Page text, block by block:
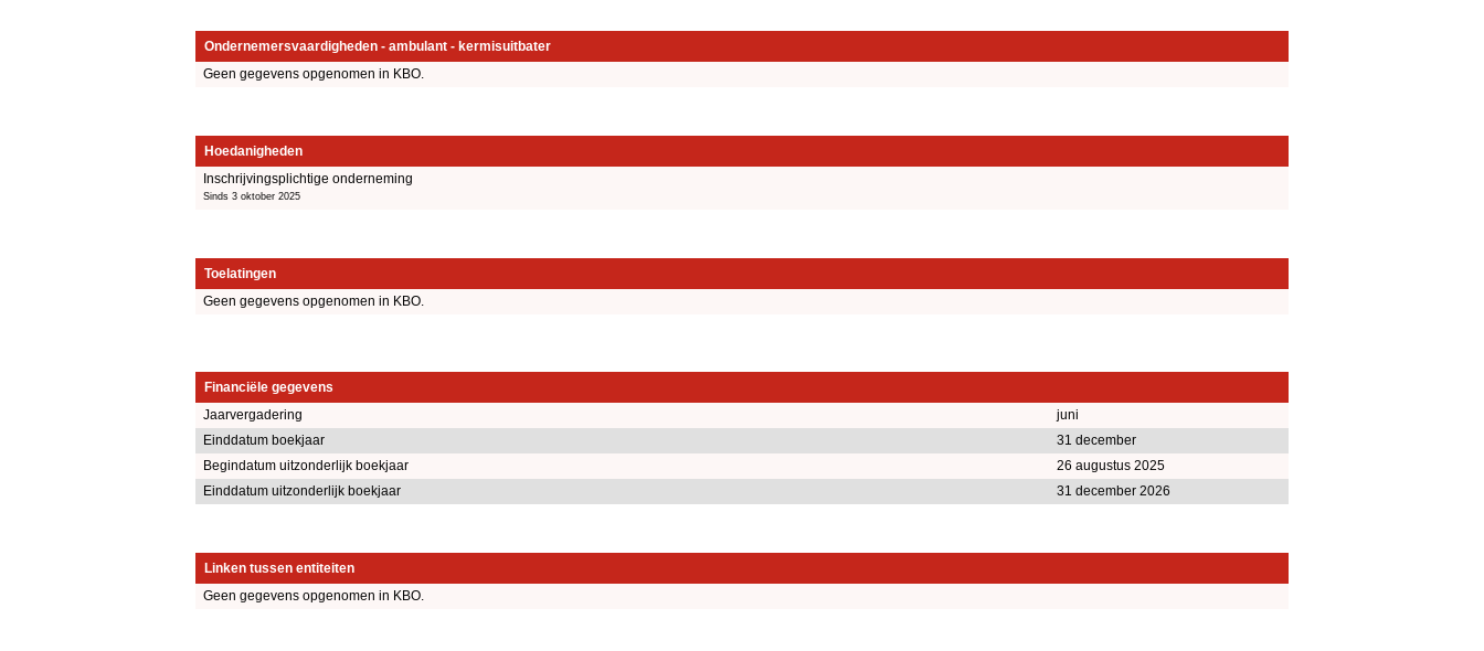
Ondernemersvaardigheden - ambulant - kermisuitbater
Geen gegevens opgenomen in KBO.
Hoedanigheden
Inschrijvingsplichtige onderneming
Sinds 3 oktober 2025
Toelatingen
Geen gegevens opgenomen in KBO.
Financiële gegevens
Jaarvergadering
juni
Einddatum boekjaar
31 december
Begindatum uitzonderlijk boekjaar
26 augustus 2025
Einddatum uitzonderlijk boekjaar
31 december 2026
Linken tussen entiteiten
Geen gegevens opgenomen in KBO.